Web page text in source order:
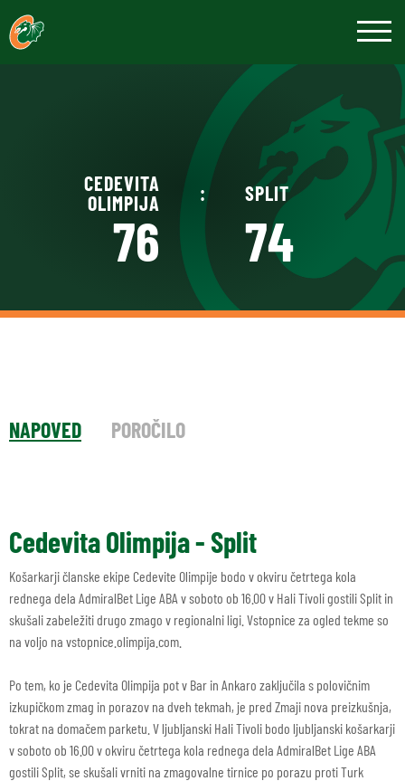
CEDEVITA
OLIMPIJA
: SPLIT
76 74
NAPOVED POROČILO
Cedevita Olimpija - Split
Košarkarji članske ekipe Cedevite Olimpije bodo v okviru četrtega kola
rednega dela AdmiralBet Lige ABA v soboto ob 16.00 v Hali Tivoli gostili Split in
skušali zabeležiti drugo zmago v regionalni ligi. Vstopnice za ogled tekme so
na voljo na vstopnice.olimpija.com.
Po tem, ko je Cedevita Olimpija pot v Bar in Ankaro zaključila s polovičnim
izkupičkom zmag in porazov na dveh tekmah, je pred Zmaji nova preizkušnja,
tokrat na domačem parketu. V ljubljanski Hali Tivoli bodo ljubljanski košarkarji
v soboto ob 16.00 v okviru četrtega kola rednega dela AdmiralBet Lige ABA
gostili Split, se skušali vrniti na zmagovalne tirnice po porazu proti Turk